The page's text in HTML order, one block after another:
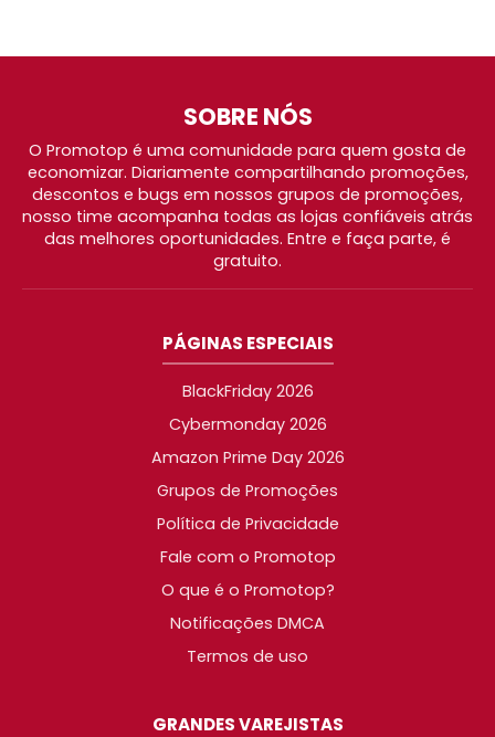
SOBRE NÓS
O Promotop é uma comunidade para quem gosta de
economizar. Diariamente compartilhando promoções,
descontos e bugs em nossos grupos de promoções,
nosso time acompanha todas as lojas confiáveis atrás
das melhores oportunidades. Entre e faça parte, é
gratuito.
PÁGINAS ESPECIAIS
BlackFriday 2026
Cybermonday 2026
Amazon Prime Day 2026
Grupos de Promoções
Política de Privacidade
Fale com o Promotop
O que é o Promotop?
Notificações DMCA
Termos de uso
GRANDES VAREJISTAS